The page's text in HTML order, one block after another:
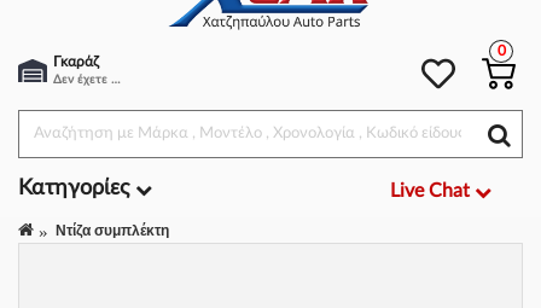
Γκαράζ
Δεν έχετε επιλέξει αμάξι.
0
Κατηγορίες Live Chat
Ντίζα συμπλέκτη
Φίλτρα